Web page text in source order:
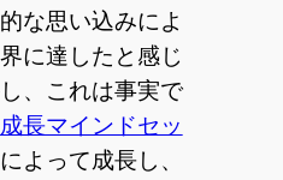
な思い込みによ
に達したと感じ
、これは事実で
成長マインドセッ
よって成長し、